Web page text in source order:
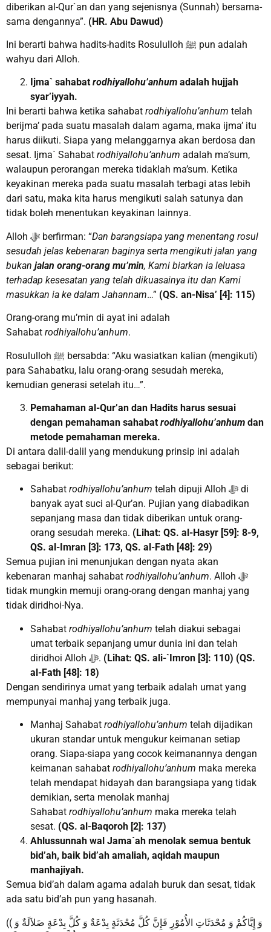
diberikan al-Qur`an dan yang sejenisnya (Sunnah) bersama-
sama dengannya”. (HR. Abu Dawud)
Ini berarti bahwa hadits-hadits Rosululloh ﷺ pun adalah
wahyu dari Alloh.
Ijma` sahabat rodhiyallohu’anhum adalah hujjah
syar’iyyah.
Ini berarti bahwa ketika sahabat rodhiyallohu’anhum telah
berijma’ pada suatu masalah dalam agama, maka ijma’ itu
harus diikuti. Siapa yang melanggarnya akan berdosa dan
sesat. Ijma` Sahabat rodhiyallohu’anhum adalah ma’sum,
walaupun perorangan mereka tidaklah ma’sum. Ketika
keyakinan mereka pada suatu masalah terbagi atas lebih
dari satu, maka kita harus mengikuti salah satunya dan
tidak boleh menentukan keyakinan lainnya.
Alloh ﷻ berfirman: “Dan barangsiapa yang menentang rosul
sesudah jelas kebenaran baginya serta mengikuti jalan yang
bukan jalan orang-orang mu’min, Kami biarkan ia leluasa
terhadap kesesatan yang telah dikuasainya itu dan Kami
masukkan ia ke dalam Jahannam…” (QS. an-Nisa’ [4]: 115)
Orang-orang mu’min di ayat ini adalah
Sahabat rodhiyallohu’anhum.
Rosululloh ﷺ bersabda: “Aku wasiatkan kalian (mengikuti)
para Sahabatku, lalu orang-orang sesudah mereka,
kemudian generasi setelah itu…”.
Pemahaman al-Qur’an dan Hadits harus sesuai
dengan pemahaman sahabat rodhiyallohu’anhum dan
metode pemahaman mereka.
Di antara dalil-dalil yang mendukung prinsip ini adalah
sebagai berikut:
Sahabat rodhiyallohu’anhum telah dipuji Alloh ﷻ di
banyak ayat suci al-Qur’an. Pujian yang diabadikan
sepanjang masa dan tidak diberikan untuk orang-
orang sesudah mereka. (Lihat: QS. al-Hasyr [59]: 8-9,
QS. al-Imran [3]: 173, QS. al-Fath [48]: 29)
Semua pujian ini menunjukan dengan nyata akan
kebenaran manhaj sahabat rodhiyallohu’anhum. Alloh ﷻ
tidak mungkin memuji orang-orang dengan manhaj yang
tidak diridhoi-Nya.
Sahabat rodhiyallohu’anhum telah diakui sebagai
umat terbaik sepanjang umur dunia ini dan telah
diridhoi Alloh ﷻ. (Lihat: QS. ali-`Imron [3]: 110) (QS.
al-Fath [48]: 18)
Dengan sendirinya umat yang terbaik adalah umat yang
mempunyai manhaj yang terbaik juga.
Manhaj Sahabat rodhiyallohu’anhum telah dijadikan
ukuran standar untuk mengukur keimanan setiap
orang. Siapa-siapa yang cocok keimanannya dengan
keimanan sahabat rodhiyallohu’anhum maka mereka
telah mendapat hidayah dan barangsiapa yang tidak
demikian, serta menolak manhaj
Sahabat rodhiyallohu’anhum maka mereka telah
sesat. (QS. al-Baqoroh [2]: 137)
Ahlussunnah wal Jama`ah menolak semua bentuk
bid’ah, baik bid’ah amaliah, aqidah maupun
manhajiyah.
Semua bid’ah dalam agama adalah buruk dan sesat, tidak
ada satu bid’ah pun yang hasanah.
(( وَ إِيَّاكُمْ وَ مُحْدَثَاتِ الأُمُوْرِ فَإِنَّ كُلَّ مُحْدَثَةٍ بِدْعَةٌ وَ كُلَّ بِدْعَةٍ ضَلاَلَةٌ وَ